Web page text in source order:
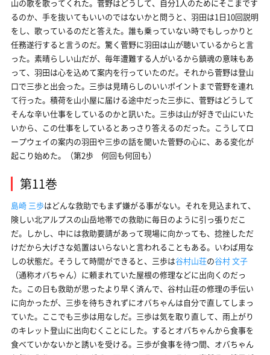
山の歌を歌ってくれた。菅野はどうして、自分1人のためにそこまです
るのか、手を抜いてもいいのではないかと問うと、羽田は1日10回説明
をし、歌っているのだと答えた。誰も乗っていない時でもしっかりと
任務遂行すると言うのだ。驚く菅野に羽田は山が聴いているからと言
った。素晴らしい山だが、毎年遭難する人がいるから鎮魂の意味もあ
って、羽田は心を込めて案内を行っていたのだ。それから菅野は登山
口で三歩と出会った。三歩は見晴らしのいいポイントまで菅野を連れ
て行った。積荷を山小屋に届ける途中だった三歩に、菅野はどうして
そんな辛い仕事をしているのかと訊いた。三歩は山が好きで山にいた
いから、この仕事をしているとあっさり答えるのだった。こうしてロ
ープウェイの案内の羽田や三歩の話を聞いた菅野の心に、ある変化が
起こり始めた。（第2歩 何回も何回も）
第11巻
島崎 三歩はどんな救助でもまず嫌がる事がない。それを見込まれて、
険しい北アルプスの山岳地帯での救助に毎日のように引っ張りだこ
だ。しかし、中には救助要請があって現場に向かっても、捻挫しただ
けだから大げさな処置はいらないと言われることもある。いわば用な
しの状態だ。そうして時間ができると、三歩は谷村山荘の谷村 文子
（通称オバちゃん）に頼まれていた屋根の修理などに出向くのだっ
た。この日も救助が思ったより早く済んで、谷村山荘の修理の手伝い
に向かったが、三歩を待ちきれずにオバちゃんは自分で直してしまっ
ていた。ここでも三歩は用なしだ。三歩は気を取り直して、雨上がり
のキレット登山に出向むくことにした。するとオバちゃんから食事を
食べていかないかと誘いを受ける。三歩が食事を待つ間、オバちゃん